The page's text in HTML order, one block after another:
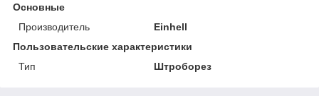
Основные
Производитель
Einhell
Пользовательские характеристики
Тип
Штроборез